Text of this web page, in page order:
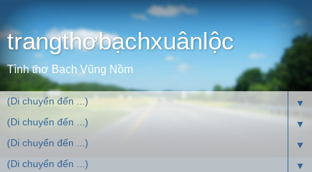
trangthơbạchxuânlộc
Tình thơ Bạch Vũng Nồm
▼
▼
▼
▼